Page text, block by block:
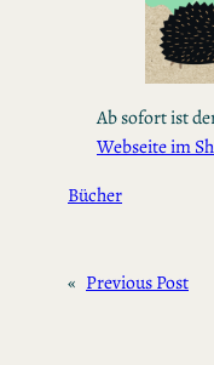
Ab sofort ist
Webseite im
Bücher
« Previous Post